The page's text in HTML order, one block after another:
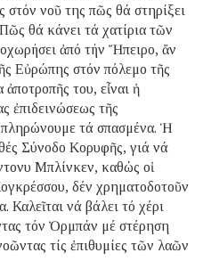
στόν νοῦ της πῶς θά στηρίξει
θά κάνει τά χατίρια τῶν
ἀπό τήν Ἤπειρο, ἄν
Εὐρώπης στόν πόλεμο τῆς
του, εἶναι ἡ
ἐπιδεινώσεως τῆς
τά σπασμένα. Ἡ
Σύνοδο Κορυφῆς, γιά νά
Μπλίνκεν, καθώς οἱ
δέν χρηματοδοτοῦν
Καλεῖται νά βάλει τό χέρι
τόν Ὀρμπάν μέ στέρηση
τίς ἐπιθυμίες τῶν λαῶν